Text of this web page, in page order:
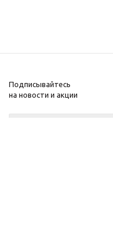
Подписывайтесь
на новости и акции